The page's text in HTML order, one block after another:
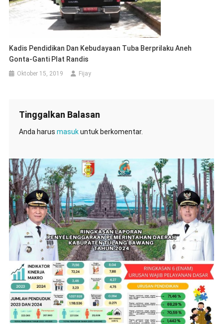
Kadis Pendidikan Dan Kebudayaan Tuba Berprilaku Aneh
Gonta-Ganti Plat Randis
Oktober 15, 2019 Fijay
Tinggalkan Balasan
Anda harus masukuntuk berkomentar.